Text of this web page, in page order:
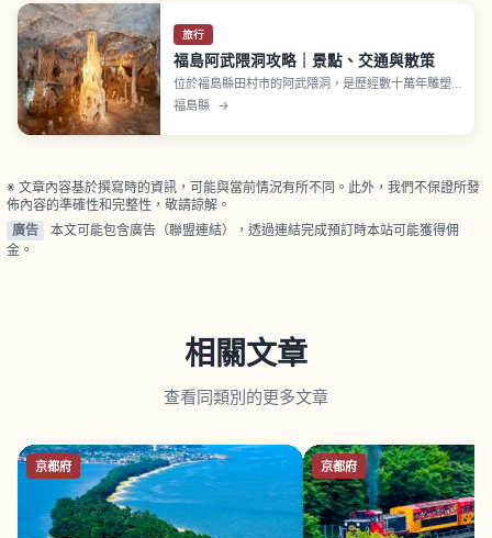
旅行
福島阿武隈洞攻略｜景點、交通與散策
位於福島縣田村市的阿武隈洞，是歷經數十萬年雕塑
而成的石灰岩鐘乳洞，以壯觀規模與燈光襯托下的奇
最佳造訪季節、服裝與攜帶物品、交通方式及周邊景
福島縣 →
※ 文章內容基於撰寫時的資訊，可能與當前情況有所不同。此外，我們不保證所發
佈內容的準確性和完整性，敬請諒解。
廣告
本文可能包含廣告（聯盟連結），透過連結完成預訂時本站可能獲得佣
金。
相關文章
查看同類別的更多文章
京都府 京都府